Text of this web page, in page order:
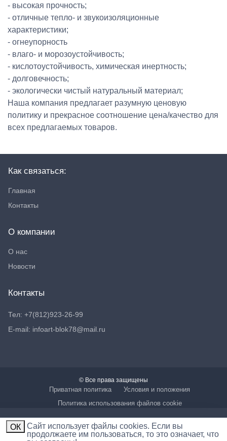
- высокая прочность;
- отличные тепло- и звукоизоляционные
характеристики;
- огнеупорность
- влаго- и морозоустойчивость;
- кислотоустойчивость, химическая инертность;
- долговечность;
- экологически чистый натуральный материал;
Наша компания предлагает разумную ценовую
политику и прекрасное соотношение цена/качество для
всех предлагаемых товаров.
Как связаться:
Главная
Контакты
О компании
О нас
Новости
Контакты
Тел: +7(812)923-26-99
E-mail: infoart-blok78@mail.ru
© Все права защищены
Приватная политика
Условия и положения
Политика использования файлов cookie
ОК
Cайт использует файлы cookies. Если вы
продолжаете им пользоваться, то это означает, что